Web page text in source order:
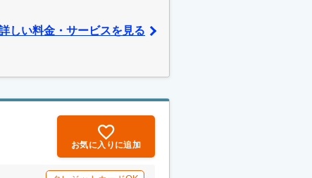
しい料金・サービスを見る
お気に入りに追加